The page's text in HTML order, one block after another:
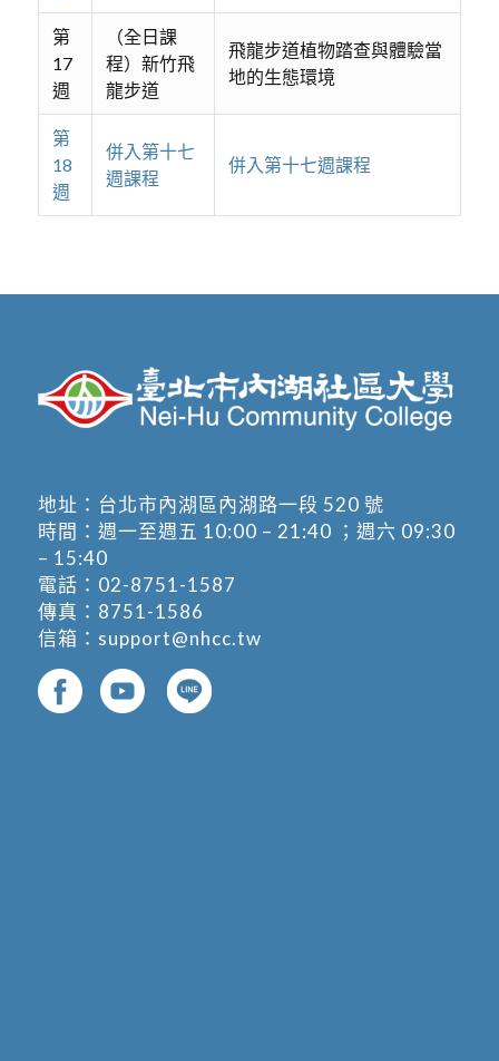
第
17
週
（全日課
程）新竹飛
龍步道
飛龍步道植物踏查與體驗當
地的生態環境
第
18
週
併入第十七
週課程
併入第十七週課程
地址： 台北市內湖區內湖路一段 520 號
時間：週一至週五 10:00 – 21:40 ；週六 09:30
– 15:40
電話： 02-8751-1587
傳真：8751-1586
信箱： support@nhcc.tw